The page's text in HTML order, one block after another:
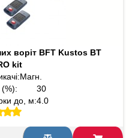
воріт BFT Kustos BT
kit
Магн.
(%):
30
до, м:4.0